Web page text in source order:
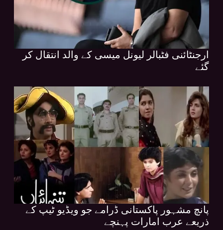
ارجنٹائنی فٹبالر لیونل میسی کے والد انتقال کر
گئے
پانچ مشہور پاکستانی ڈرامے جو ویڈیو ٹیپ کے
ذریعے عرب امارات پہنچے